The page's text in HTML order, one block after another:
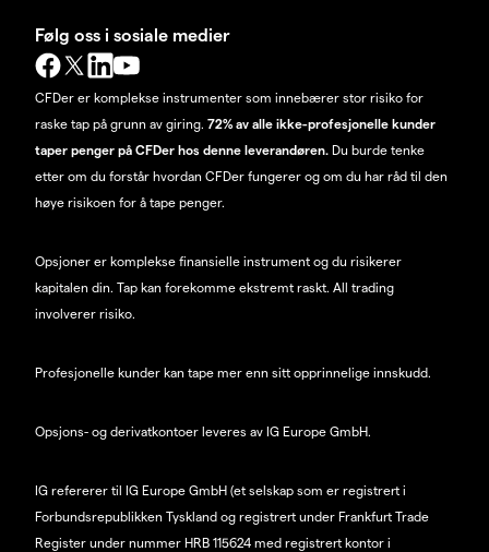
Følg oss i sosiale medier
CFDer er komplekse instrumenter som innebærer stor risiko for
raske tap på grunn av giring. 72% av alle ikke-profesjonelle kunder
taper penger på CFDer hos denne leverandøren. Du burde tenke
etter om du forstår hvordan CFDer fungerer og om du har råd til den
høye risikoen for å tape penger.
Opsjoner er komplekse finansielle instrument og du risikerer
kapitalen din. Tap kan forekomme ekstremt raskt. All trading
involverer risiko.
Profesjonelle kunder kan tape mer enn sitt opprinnelige innskudd.
Opsjons- og derivatkontoer leveres av IG Europe GmbH.
IG refererer til IG Europe GmbH (et selskap som er registrert i
Forbundsrepublikken Tyskland og registrert under Frankfurt Trade
Register under nummer HRB 115624 med registrert kontor i